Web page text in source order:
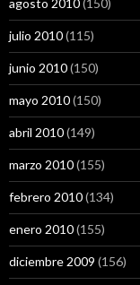
agosto 2010(150)
julio 2010(115)
junio 2010(150)
mayo 2010(150)
abril 2010(149)
marzo 2010(155)
febrero 2010(134)
enero 2010(155)
diciembre 2009 (156)